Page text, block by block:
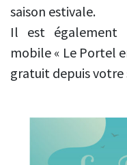
saison estivale.
Il est également
mobile « Le Portel
gratuit depuis